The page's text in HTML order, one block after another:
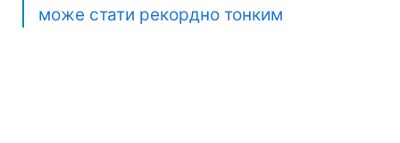
може стати рекордно тонким